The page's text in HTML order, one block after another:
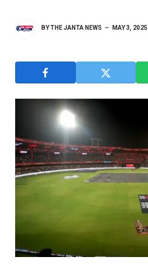
BYTHE JANTA NEWS MAY 3, 2025